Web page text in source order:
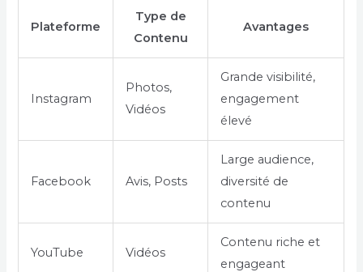
Plateforme
Type de
Contenu
Avantages
Instagram
Photos,
Vidéos
Grande visibilité,
engagement
élevé
Facebook Avis, Posts
Large audience,
diversité de
contenu
YouTube Vidéos
Contenu riche et
engageant